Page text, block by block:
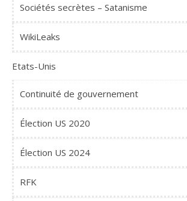
Sociétés secrètes – Satanisme
WikiLeaks
Etats-Unis
Continuité de gouvernement
Élection US 2020
Élection US 2024
RFK